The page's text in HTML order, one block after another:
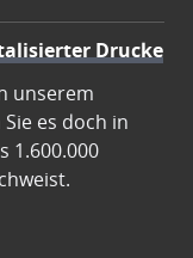
Drucke
unserem
es doch in
1.600.000